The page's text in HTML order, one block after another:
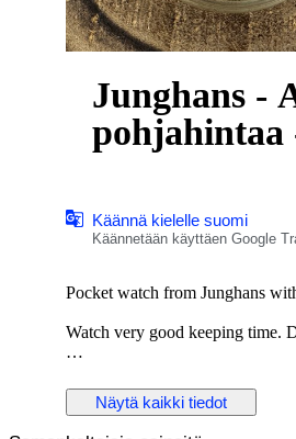
Junghans -
pohjahintaa
Käännä kielelle suomi
Käännetään käyttäen Google
Pocket watch from Junghans
Watch very good keeping time.
Chromed double case with in
Näytä kaikki tiedot